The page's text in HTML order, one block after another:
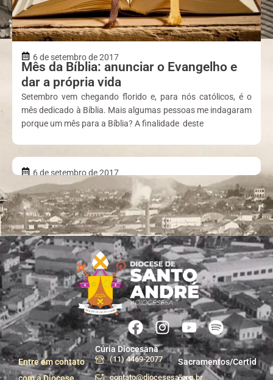
6 de setembro de 2017
Mês da Bíblia: anunciar o Evangelho e
dar a própria vida
Setembro vem chegando florido e, para nós católicos, é o
mês dedicado à Bíblia. Mais algumas pessoas me indagaram
porque um mês para a Bíblia? A finalidade deste
6 de setembro de 2017
Entre em contato
Cúria Diocesana
(11) 4469-2077
contato@diocesesa.org.br
Sacramentos/Certid